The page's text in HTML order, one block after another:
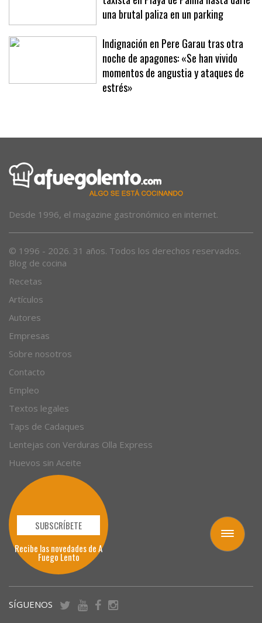
Toggle
navigation
Un padre y un hijo persiguen a un
taxista en Playa de Palma hasta darle
una brutal paliza en un parking
Indignación en Pere Garau tras otra
noche de apagones: «Se han vivido
momentos de angustia y ataques de
Blog de cocina
Recetas
Artículos
Autores
Empresas
Sobre nosotros
Contacto
Empleo
Textos legales
Taps de Cadaques
Lentejas con Verduras Olla Express
Huevos sin Aceite
SUBSCRÍBETE
Recibe las novedades de A